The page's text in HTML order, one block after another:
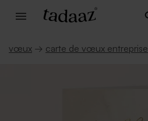
vœux → carte de vœux entreprise